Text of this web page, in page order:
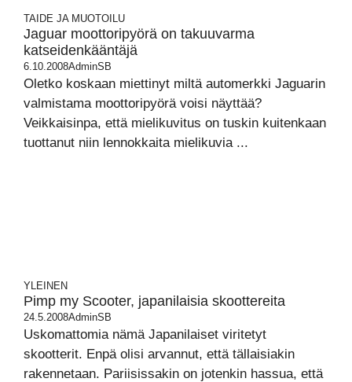
TAIDE JA MUOTOILU
Jaguar moottoripyörä on takuuvarma
katseidenkääntäjä
6.10.2008AdminSB
Oletko koskaan miettinyt miltä automerkki Jaguarin
valmistama moottoripyörä voisi näyttää?
Veikkaisinpa, että mielikuvitus on tuskin kuitenkaan
tuottanut niin lennokkaita mielikuvia ...
YLEINEN
Pimp my Scooter, japanilaisia skoottereita
24.5.2008AdminSB
Uskomattomia nämä Japanilaiset viritetyt
skootterit. Enpä olisi arvannut, että tällaisiakin
rakennetaan. Pariisissakin on jotenkin hassua, että